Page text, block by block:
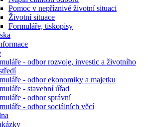
Pomoc v nepříznivé životní situaci
Životní situace
Formuláře, tiskopisy
- odbor rozvoje, investic a životního
- odbor ekonomiky a majetku
- stavební úřad
- odbor správní
- odbor sociálních věcí